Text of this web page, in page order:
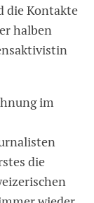
die Kontakte
halben
im
die